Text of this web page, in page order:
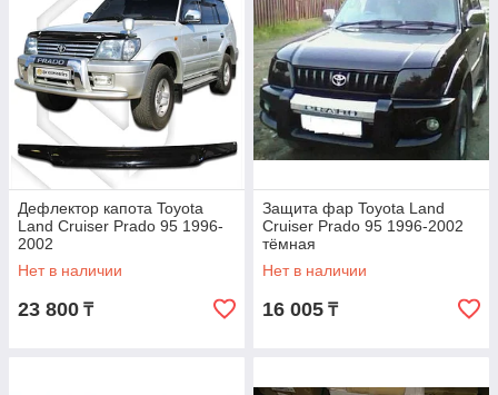
Дефлектор капота Toyota
Land Cruiser Prado 95 1996-
2002
Нет в наличии
23 800 ₸
Защита фар Toyota Land
Cruiser Prado 95 1996-2002
тёмная
Нет в наличии
16 005 ₸